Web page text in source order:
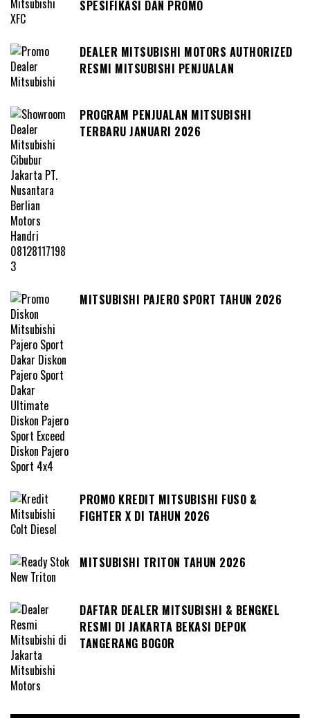
SPESIFIKASI DAN PROMO
DEALER MITSUBISHI MOTORS AUTHORIZED
RESMI MITSUBISHI PENJUALAN
PROGRAM PENJUALAN MITSUBISHI
TERBARU JANUARI 2026
MITSUBISHI PAJERO SPORT TAHUN 2026
PROMO KREDIT MITSUBISHI FUSO &
FIGHTER X DI TAHUN 2026
MITSUBISHI TRITON TAHUN 2026
DAFTAR DEALER MITSUBISHI & BENGKEL
RESMI DI JAKARTA BEKASI DEPOK
TANGERANG BOGOR